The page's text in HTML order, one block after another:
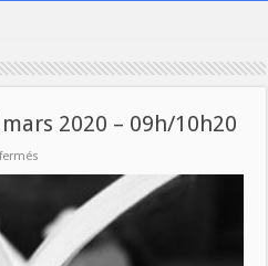
2020 – 09h/10h20
Livres
–
4
mars